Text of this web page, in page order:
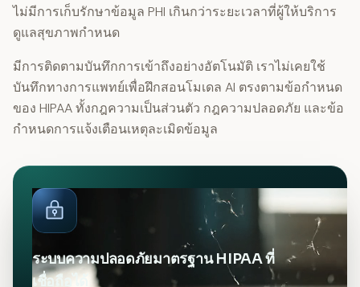
ไม่มีการเก็บรักษาข้อมูล PHI เกินกว่าระยะเวลาที่ผู้ให้บริการ
ดูแลสุขภาพกำหนด
มีการติดตามบันทึกการเข้าถึงอย่างอัตโนมัติ เราไม่เคยใช้
บันทึกทางการแพทย์เพื่อฝึกสอนโมเดล AI ตรงตามข้อกำหนด
ของ HIPAA ทั้งกฎความเป็นส่วนตัว กฎความปลอดภัย และข้อ
กำหนดการแจ้งเตือนเหตุละเมิดข้อมูล
ระบบความปลอดภัยมาตรฐาน HIPAA ที่
เชื่อถือได้